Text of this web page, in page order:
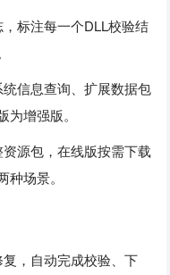
标注每一个DLL校验结
信息查询、扩展数据包
增强版。
源包，在线版按需下载
场景。
，自动完成校验、下